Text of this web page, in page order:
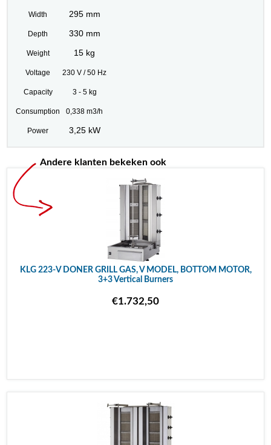
Width 295 mm
Depth 330 mm
Weight 15 kg
Voltage 230 V / 50 Hz
Capacity 3 - 5 kg
Consumption 0,338 m3/h
Power 3,25 kW
Andere klanten bekeken ook
KLG 223-V DONER GRILL GAS, V MODEL, BOTTOM MOTOR,
3+3 Vertical Burners
€1.732,50